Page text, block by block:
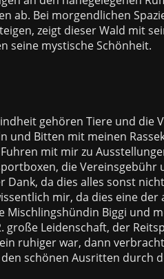
ab. Bei morgendlichen
zeigt dieser Wald mit
seine mystische Schönheit.
gehören Tiere und die
und Bitten mit meinen
mit mir zu
die
Dank, da dies alles sonst
mir, da dies eine
Mischlingshündin Biggi und
große Leidenschaft, der
ruhiger war, dann
schönen Ausritten durch